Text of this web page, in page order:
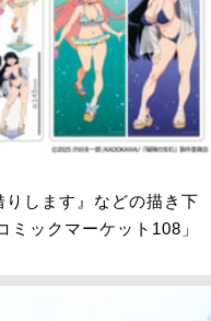
します』などの描き下
ックマーケット108」